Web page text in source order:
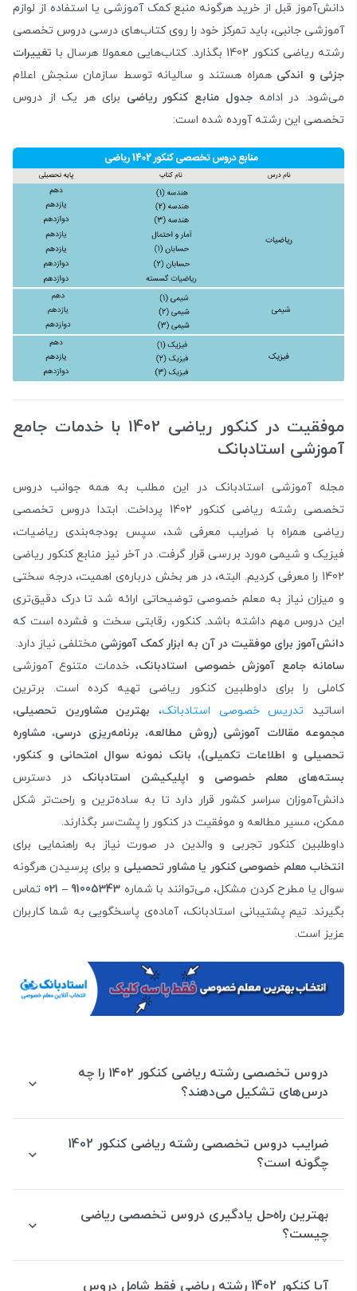
دانش‌آموز قبل از خرید هرگونه منبع کمک آموزشی یا استفاده از لوازم
آموزشی جانبی، باید تمرکز خود را روی کتاب‌های درسی دروس تخصصی
رشته ریاضی کنکور 1402 بگذارد. کتاب‌هایی معمولا هرسال با
تغییرات
جزئی و اندکی همراه هستند و سالیانه توسط سازمان سنجش اعلام
می‌شود. در ادامهجدول منابع کنکور ریاضی برای هر یک از دروس
تخصصی این رشته آورده شده است:
موفقیت در کنکور ریاضی 1402 با خدمات جامع
آموزشی استادبانک
مجله آموزشی استادبانک در این مطلب به همه‌ جوانب دروس
تخصصی رشته ریاضی کنکور 1402 پرداخت. ابتدا دروس تخصصی
ریاضی همراه با ضرایب معرفی شد، سپس بودجه‌بندی ریاضیات،
فیزیک و شیمی مورد بررسی قرار گرفت. در آخر نیز منابع کنکور ریاضی
1402 را معرفی کردیم. البته، در هر بخش درباره‌ی اهمیت، درجه سختی
و میزان نیاز به معلم خصوصی توضیحاتی ارائه شد تا درک دقیق‌تری
این دروس مهم داشته باشد. کنکور، رقابتی سخت و فشرده است که
دانش‌آموز برای موفقیت در آن به ابزار کمک آموزشی مختلفی نیاز دارد.
سامانه جامع آموزش خصوصی استادبانک، خدمات متنوع آموزشی
کاملی را برای داوطلبین کنکور ریاضی تهیه‌ کرده است. برترین
اساتید تدریس خصوصی استادبانک، بهترین مشاورین تحصیلی،
مجموعه مقالات آموزشی (روش مطالعه، برنامه‌ریزی درسی، مشاوره
تحصیلی و اطلاعات تکمیلی)، بانک نمونه سوال امتحانی و کنکور،
بسته‌های معلم خصوصی و اپلیکیشن استادبانک در دسترس
دانش‌آموزان سراسر کشور قرار دارد تا به ساده‌ترین و راحت‌تر شکل
ممکن، مسیر مطالعه و موفقیت در کنکور را پشت‌سر بگذارند.
داوطلبین کنکور تجربی و والدین در صورت نیاز به راهنمایی برای
انتخاب معلم خصوصی کنکور یا مشاور تحصیلی و برای پرسیدن هرگونه
سوال یا مطرح کردن مشکل، می‌توانند با شماره 91005343
–
تماس
بگیرند. تیم پشتیبانی استادبانک، آماده‌ی پاسخگویی به شما کاربران
عزیز است.
دروس تخصصی رشته ریاضی کنکور ۱۴۰۲ را چه
درس‌های تشکیل می‌دهند؟
ضرایب دروس تخصصی رشته ریاضی کنکور 1402
چگونه است؟
بهترین راه‌حل یادگیری دروس تخصصی ریاضی
چیست؟
آیا کنکور 1402 رشته ریاضی فقط شامل دروس